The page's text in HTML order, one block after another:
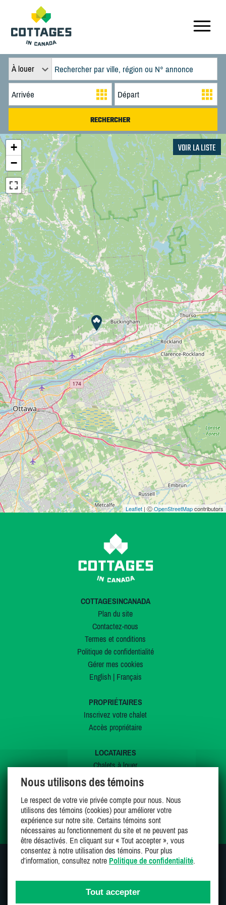
À louer
+
−
Leaflet | ⒸOpenStreetMapcontributors
VOIR LA LISTE
COTTAGESINCANADA
Plan du site
Contactez-nous
Termes et conditions
Politique de confidentialité
Gérer mes cookies
English| Français
PROPRIÉTAIRES
Inscrivez votre chalet
Accès propriétaire
LOCATAIRES
Chalets à louer
Chalets à vendre
Offres spéciales
Mes favoris
SUIVEZ-NOUS SUR
Nous utilisons des témoins
Le respect de votre vie privée compte pour nous. Nous
utilisons des témoins (cookies) pour améliorer votre
expérience sur notre site. Certains témoins sont
nécessaires au fonctionnement du site et ne peuvent pas
être désactivés. En cliquant sur « Tout accepter », vous
consentez à notre utilisation des témoins. Pour plus
d’information, consultez notre Politique de confidentialité.
Tout accepter